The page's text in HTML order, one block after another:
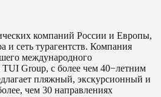
компаний России и Европы,
и сеть турагентств. Компания
международного
TUI Group, с более чем 40−летним
пляжный, экскурсионный и
чем 30 направлениях